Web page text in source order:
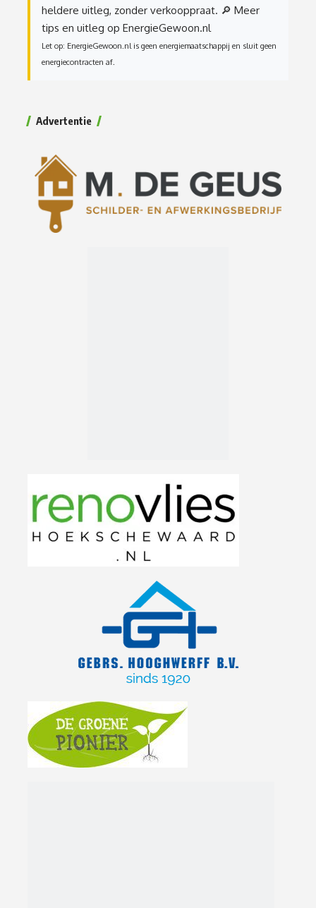
heldere uitleg, zonder verkooppraat. 🔎 Meer
tips en uitleg op EnergieGewoon.nl
Let op: EnergieGewoon.nl is geen energiemaatschappij en sluit geen
energiecontracten af.
Advertentie